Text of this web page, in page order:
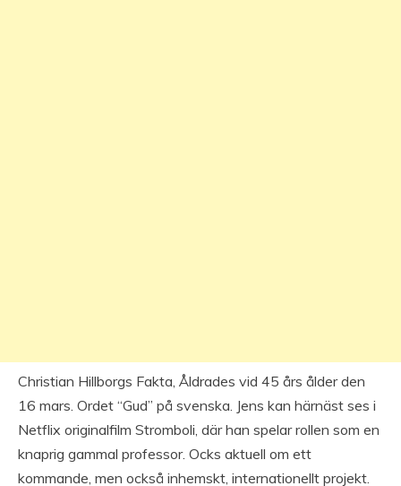
Christian Hillborgs Fakta, Åldrades vid 45 års ålder den
16 mars. Ordet “Gud” på svenska. Jens kan härnäst ses i
Netflix originalfilm Stromboli, där han spelar rollen som en
knaprig gammal professor. Ocks aktuell om ett
kommande, men också inhemskt, internationellt projekt.